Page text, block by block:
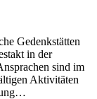
Gedenkstätten
in der
sind im
Aktivitäten